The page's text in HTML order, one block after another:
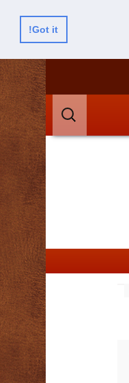
Got it!
البحث
عن: